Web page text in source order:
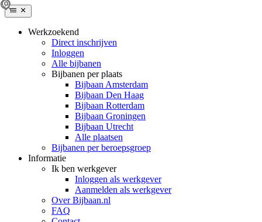
Werkzoekend
Direct inschrijven
Inloggen
Alle bijbanen
Bijbanen per plaats
Bijbaan Amsterdam
Bijbaan Den Haag
Bijbaan Rotterdam
Bijbaan Groningen
Bijbaan Utrecht
Alle plaatsen
Bijbanen per beroepsgroep
Informatie
Ik ben werkgever
Inloggen als werkgever
Aanmelden als werkgever
Over Bijbaan.nl
FAQ